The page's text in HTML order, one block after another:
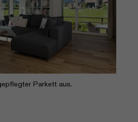
Parkett aus.